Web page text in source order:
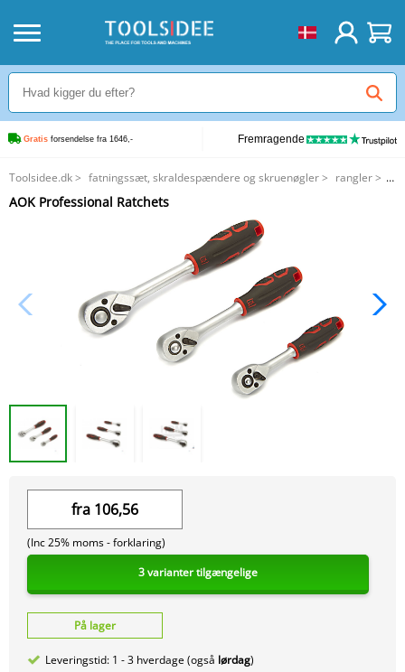
Gratis forsendelse fra 1646,- Fremragende
Toolsidee.dk> fatningssæt, skraldespændere og skruenøgler> rangler>
AOK Professional Ratchets
AOK Professional Ratchets
fra 106,56
(Inc 25% moms -forklaring)
3 varianter tilgængelige
På lager
Leveringstid: 1 - 3 hverdage (også lørdag)